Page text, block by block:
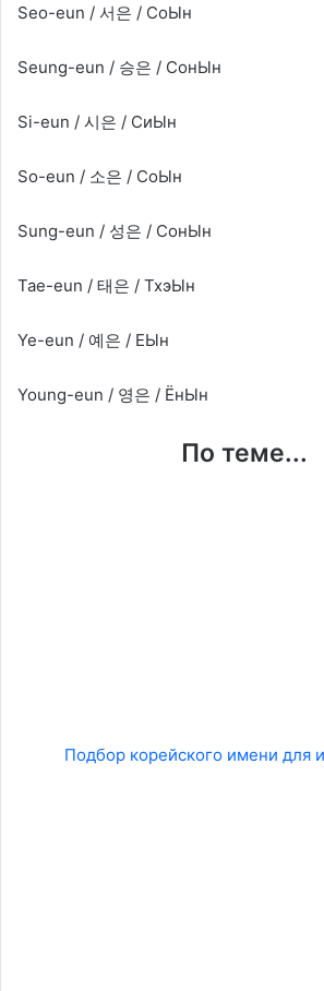
Seo-eun / 서은 / СоЫн
Seung-eun / 승은 / СонЫн
Si-eun / 시은 / СиЫн
So-eun / 소은 / СоЫн
Sung-eun / 성은 / СонЫн
Tae-eun / 태은 / ТхэЫн
Ye-eun / 예은 / ЕЫн
Young-eun / 영은 / ЁнЫн
По теме...
Подбор корейского имени для